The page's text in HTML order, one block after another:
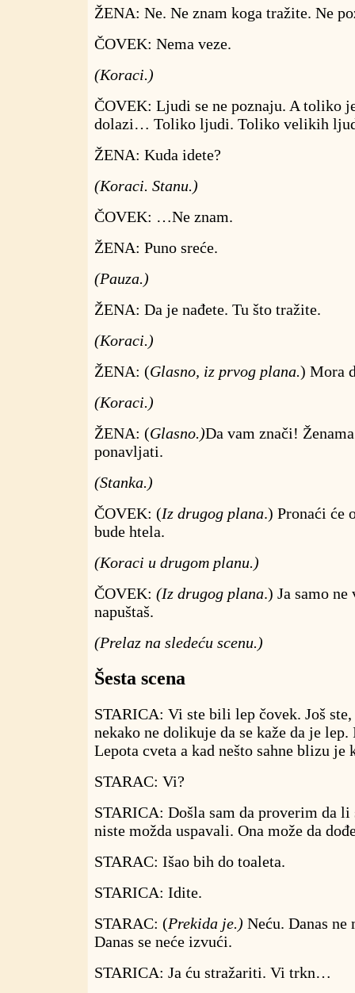
ŽENA: Ne. Ne znam koga tražite. Ne
ČOVEK: Nema veze.
(Koraci.)
ČOVEK: Ljudi se ne poznaju. A toliko
dolazi… Toliko ljudi. Toliko velikih
ŽENA: Kuda idete?
(Koraci. Stanu.)
ČOVEK: …Ne znam.
ŽENA: Puno sreće.
(Pauza.)
ŽENA: Da je nađete. Tu što tražite.
(Koraci.)
ŽENA: (Glasno, iz prvog plana.) Mora
(Koraci.)
ŽENA: (Glasno.)Da vam znači!
ponavljati.
(Stanka.)
ČOVEK: (Iz drugog plana.) Pronaći će
bude htela.
(Koraci u drugom planu.)
ČOVEK: (Iz drugog plana.) Ja samo
napuštaš.
(Prelaz na sledeću scenu.)
Šesta scena
STARICA: Vi ste bili lep čovek. Još
nekako ne dolikuje da se kaže da je
Lepota cveta a kad nešto sahne blizu je
STARAC: Vi?
STARICA: Došla sam da proverim da li
niste možda uspavali. Ona može da
STARAC: Išao bih do toaleta.
STARICA: Idite.
STARAC: (Prekida je.) Neću. Danas ne
Danas se neće izvući.
STARICA: Ja ću stražariti. Vi trkn…